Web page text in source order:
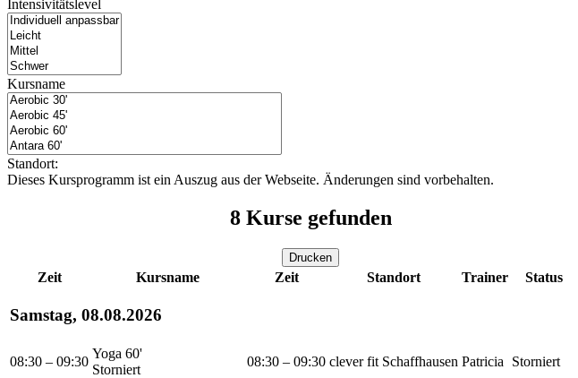
Intensivitätslevel
Kursname
Standort:
Dieses Kursprogramm ist ein Auszug aus der Webseite. Änderungen sind vorbehalten.
8Kurse gefunden
Drucken
Zeit Kursname Zeit Standort Trainer Status
Samstag, 08.08.2026
08:30 – 09:30
Yoga 60'
Storniert
08:30 – 09:30 clever fit Schaffhausen Patricia Storniert